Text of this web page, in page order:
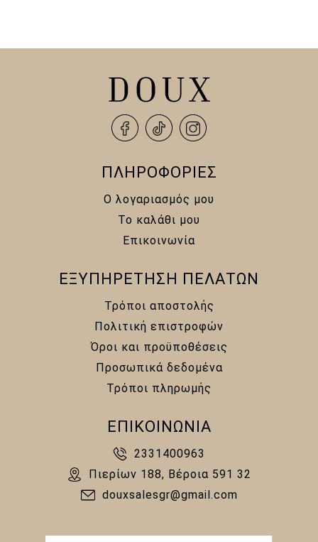
ΠΛΗΡΟΦΟΡΙΕΣ
Ο λογαριασμός μου
Το καλάθι μου
Επικοινωνία
ΕΞΥΠΗΡΕΤΗΣΗ ΠΕΛΑΤΩΝ
Τρόποι αποστολής
Πολιτική επιστροφών
Όροι και προϋποθέσεις
Προσωπικά δεδομένα
Τρόποι πληρωμής
ΕΠΙΚΟΙΝΩΝΙΑ
2331400963
Πιερίων 188, Βέροια 591 32
douxsalesgr@gmail.com